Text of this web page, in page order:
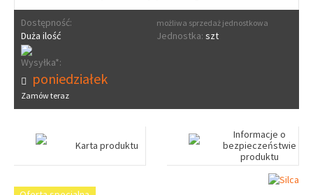
Dostępność:
Duża ilość
możliwa sprzedaż jednostkowa
Jednostka: szt
Wysyłka*:
poniedziałek
Zamów teraz
Karta produktu
Informacje o
bezpieczeństwie
produktu